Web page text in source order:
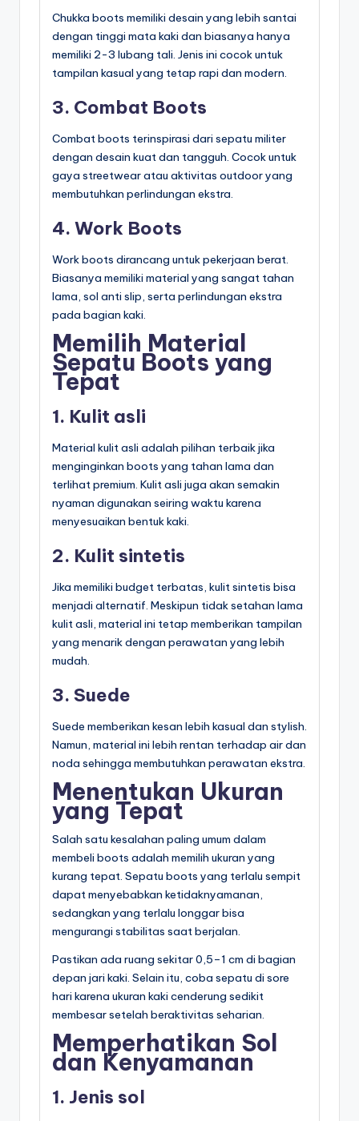
Chukka boots memiliki desain yang lebih santai
dengan tinggi mata kaki dan biasanya hanya
memiliki 2-3 lubang tali. Jenis ini cocok untuk
tampilan kasual yang tetap rapi dan modern.
3. Combat Boots
Combat boots terinspirasi dari sepatu militer
dengan desain kuat dan tangguh. Cocok untuk
gaya streetwear atau aktivitas outdoor yang
membutuhkan perlindungan ekstra.
4. Work Boots
Work boots dirancang untuk pekerjaan berat.
Biasanya memiliki material yang sangat tahan
lama, sol anti slip, serta perlindungan ekstra
pada bagian kaki.
Memilih Material
Sepatu Boots yang
Tepat
1. Kulit asli
Material kulit asli adalah pilihan terbaik jika
menginginkan boots yang tahan lama dan
terlihat premium. Kulit asli juga akan semakin
nyaman digunakan seiring waktu karena
menyesuaikan bentuk kaki.
2. Kulit sintetis
Jika memiliki budget terbatas, kulit sintetis bisa
menjadi alternatif. Meskipun tidak setahan lama
kulit asli, material ini tetap memberikan tampilan
yang menarik dengan perawatan yang lebih
mudah.
3. Suede
Suede memberikan kesan lebih kasual dan stylish.
Namun, material ini lebih rentan terhadap air dan
noda sehingga membutuhkan perawatan ekstra.
Menentukan Ukuran
yang Tepat
Salah satu kesalahan paling umum dalam
membeli boots adalah memilih ukuran yang
kurang tepat. Sepatu boots yang terlalu sempit
dapat menyebabkan ketidaknyamanan,
sedangkan yang terlalu longgar bisa
mengurangi stabilitas saat berjalan.
Pastikan ada ruang sekitar 0,5–1 cm di bagian
depan jari kaki. Selain itu, coba sepatu di sore
hari karena ukuran kaki cenderung sedikit
membesar setelah beraktivitas seharian.
Memperhatikan Sol
dan Kenyamanan
1. Jenis sol